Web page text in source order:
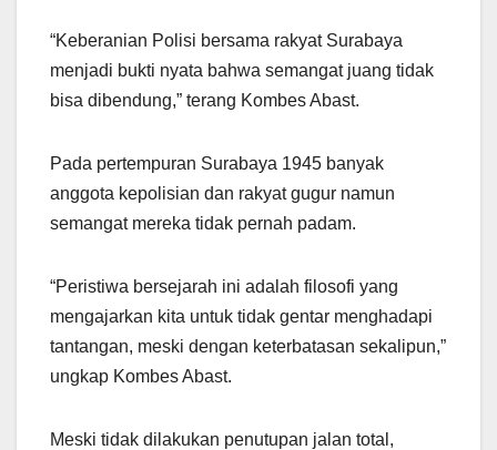
“Keberanian Polisi bersama rakyat Surabaya
menjadi bukti nyata bahwa semangat juang tidak
bisa dibendung,” terang Kombes Abast.
Pada pertempuran Surabaya 1945 banyak
anggota kepolisian dan rakyat gugur namun
semangat mereka tidak pernah padam.
“Peristiwa bersejarah ini adalah filosofi yang
mengajarkan kita untuk tidak gentar menghadapi
tantangan, meski dengan keterbatasan sekalipun,”
ungkap Kombes Abast.
Meski tidak dilakukan penutupan jalan total,